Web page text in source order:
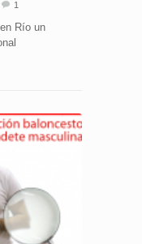
1
Río un